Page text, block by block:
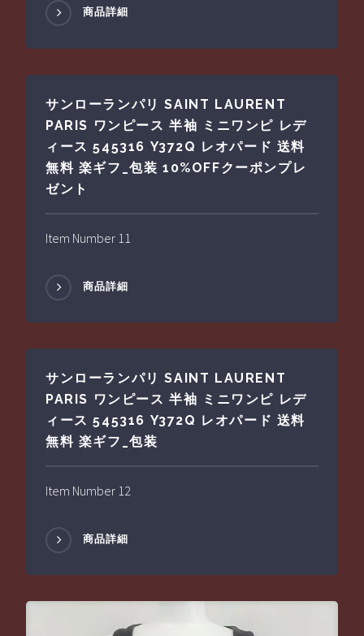
商品詳細
サンローランパリ SAINT LAURENT
PARIS ワンピース 半袖 ミニワンピ レデ
ィース 545316 Y372Q レオパード 送料
無料 楽ギフ_包装 10%OFFクーポンプレ
ゼント
Item Number 11
商品詳細
サンローランパリ SAINT LAURENT
PARIS ワンピース 半袖 ミニワンピ レデ
ィース 545316 Y372Q レオパード 送料
無料 楽ギフ_包装
Item Number 12
商品詳細